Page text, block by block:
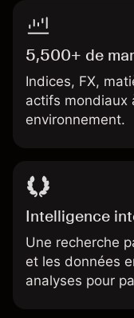
5,500+ de
Indices, FX,
actifs mondiaux
environnement.
Intelligence
Une recherche
et les données
analyses pour